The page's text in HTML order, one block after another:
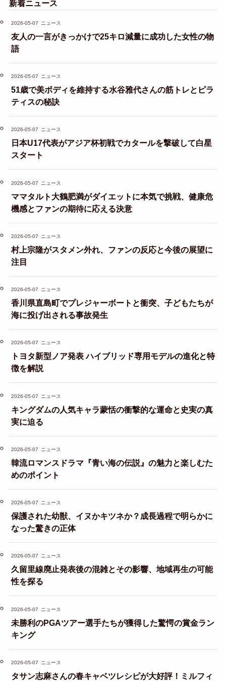
新着ニュース
2026-05-07 ニュース
友人の一言がきっかけで25キロ減量に成功した女性の物
語
2026-05-07 ニュース
51歳で美ボディを維持する水谷雅代さんの筋トレとピラ
ティスの秘訣
2026-05-07 ニュース
日本U17代表がアジア杯初戦でカタールを撃破して白星
スタート
2026-05-07 ニュース
ママタルト大鶴肥満がダイエットに本気で挑戦、健康危
機感とファンの期待に応える決意
2026-05-07 ニュース
村上宗隆がスタメン外れ、ファンの反応と今後の展望に
注目
2026-05-07 ニュース
香川県直島町でプレジャーボートと衝突、子どもたちが
海に投げ出される事故発生
2026-05-07 ニュース
トヨタ新型ノア発表 ハイブリッド専用モデルの進化と特
徴を解説
2026-05-07 ニュース
キングダムの人気キャラ蒙恬の衝撃的な運命と史実の真
実に迫る
2026-05-07 ニュース
韓流ロマンスドラマ『青い海の伝説』の魅力と楽しむた
めのポイント
2026-05-07 ニュース
保護された幼獣、イヌかキツネか？成長過程で明らかに
なった驚きの正体
2026-05-07 ニュース
久留里線廃止発表後の混雑とその影響、地域再生の可能
性を探る
2026-05-07 ニュース
未勝利のPGAツアー選手たちが獲得した驚愕の賞金ラン
キング
2026-05-07 ニュース
タサン志麻さんの春キャベツレシピが大好評！ミルフィ